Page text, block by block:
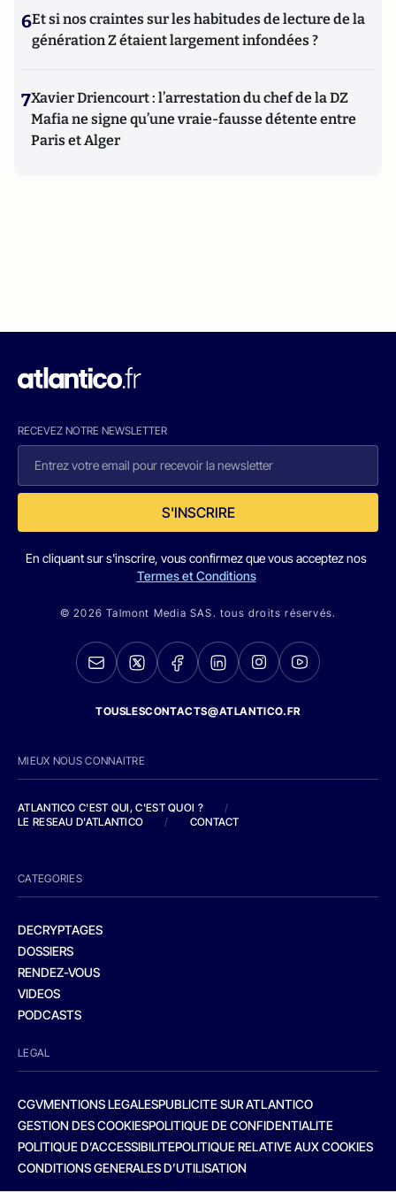
6Et si nos craintes sur les habitudes de lecture de la
génération Z étaient largement infondées ?
7Xavier Driencourt : l’arrestation du chef de la DZ
Mafia ne signe qu’une vraie-fausse détente entre
Paris et Alger
RECEVEZ NOTRE NEWSLETTER
S'INSCRIRE
En cliquant sur s'inscrire, vous confirmez que vous acceptez nos
Termes et Conditions
© 2026 Talmont Media SAS. tous droits réservés.
TOUSLESCONTACTS@ATLANTICO.FR
MIEUX NOUS CONNAITRE
ATLANTICO C'EST QUI, C'EST QUOI ?
/
LE RESEAU D'ATLANTICO
/ CONTACT
CATEGORIES
DECRYPTAGES
DOSSIERS
RENDEZ-VOUS
VIDEOS
PODCASTS
LEGAL
CGVMENTIONS LEGALESPUBLICITE SUR ATLANTICO
GESTION DES COOKIESPOLITIQUE DE CONFIDENTIALITE
POLITIQUE D’ACCESSIBILITEPOLITIQUE RELATIVE AUX COOKIES
CONDITIONS GENERALES D’UTILISATION